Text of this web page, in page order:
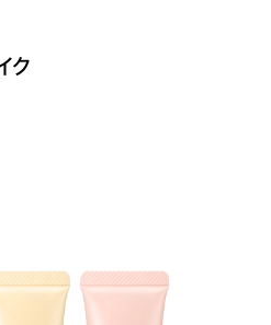
ク